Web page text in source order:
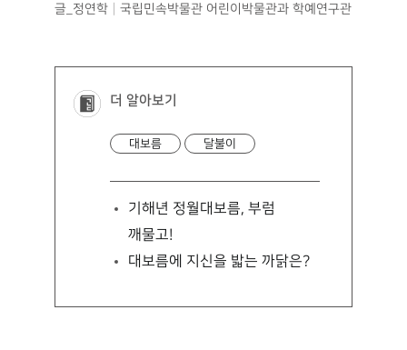
글_정연학│국립민속박물관 어린이박물관과 학예연구관
더 알아보기
대보름 달불이
기해년 정월대보름, 부럼
깨물고!
대보름에 지신을 밟는 까닭은?